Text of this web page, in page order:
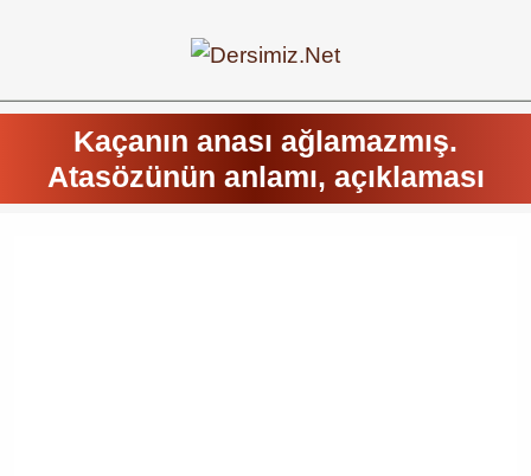
Kaçanın anası ağlamazmış.
Atasözünün anlamı, açıklaması